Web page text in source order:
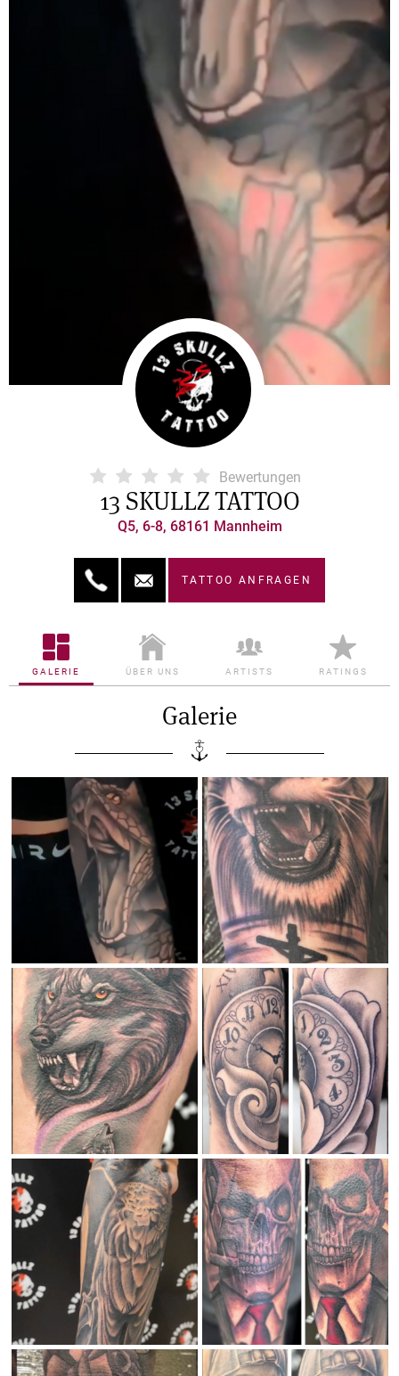
Bewertungen
13 SKULLZ TATTOO
Q5, 6-8, 68161 Mannheim
TATTOO ANFRAGEN
GALERIE ÜBER UNS ARTISTS RATINGS
Galerie